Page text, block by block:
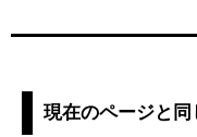
現在のページと